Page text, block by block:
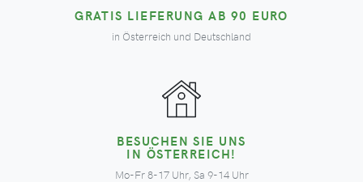
GRATIS LIEFERUNG AB 90 EURO
in Österreich und Deutschland
BESUCHEN SIE UNS
IN ÖSTERREICH!
Mo-Fr 8-17 Uhr, Sa 9-14 Uhr